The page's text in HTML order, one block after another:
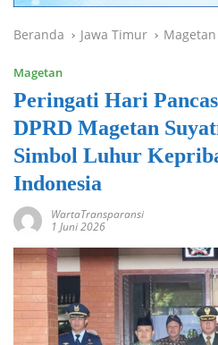
Beranda Jawa Timur Magetan
Magetan
Peringati Hari
DPRD Magetan
Simbol Luhur
Indonesia
WartaTransparansi
1 Juni 2026